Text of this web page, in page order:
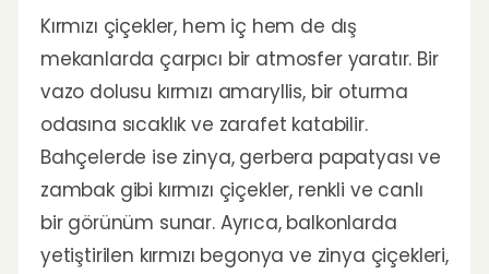
Kırmızı çiçekler, hem iç hem de dış
mekanlarda çarpıcı bir atmosfer yaratır. Bir
vazo dolusu kırmızı amaryllis, bir oturma
odasına sıcaklık ve zarafet katabilir.
Bahçelerde ise zinya, gerbera papatyası ve
zambak gibi kırmızı çiçekler, renkli ve canlı
bir görünüm sunar. Ayrıca, balkonlarda
yetiştirilen kırmızı begonya ve zinya çiçekleri,